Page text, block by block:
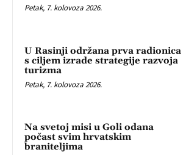
Petak, 7. kolovoza 2026.
U Rasinji održana prva radionica
s ciljem izrade strategije razvoja
turizma
Petak, 7. kolovoza 2026.
Na svetoj misi u Goli odana
počast svim hrvatskim
braniteljima